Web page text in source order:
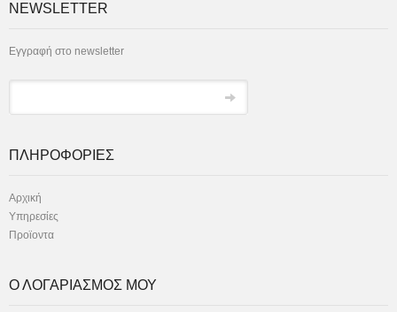
NEWSLETTER
Εγγραφή στο newsletter
ΠΛΗΡΟΦΟΡΙΕΣ
Αρχική
Υπηρεσίες
Προϊοντα
Ο ΛΟΓΑΡΙΑΣΜΟΣ ΜΟΥ